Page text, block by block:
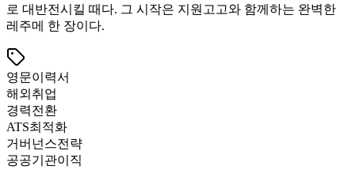
로 대반전시킬 때다. 그 시작은 지원고고와 함께하는 완벽한
레주메 한 장이다.
영문이력서
해외취업
경력전환
ATS최적화
거버넌스전략
공공기관이직